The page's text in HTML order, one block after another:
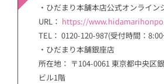
・ひだまり本舗本店公式オンライン
URL： https://
TEL： 0120-120-987(受付時間：
・ひだまり本舗銀座店
所在地： 〒104-0061 東京都中央区
ビル1階